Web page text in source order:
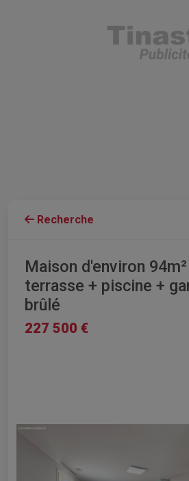
Recherche
Maison d'environ
terrasse + piscine +
brûlé
227 500 €